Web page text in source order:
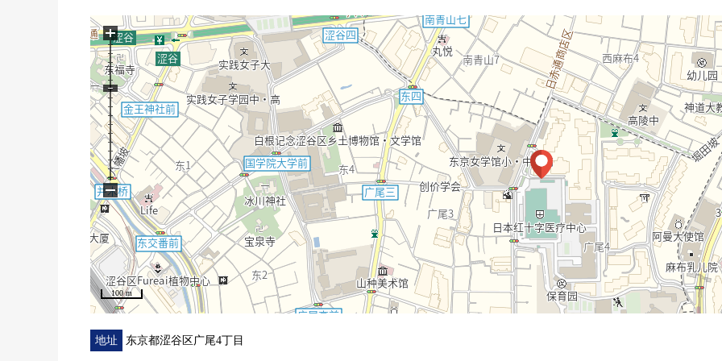
○敷地内绿丰富的风景设计
○考虑安全性的管理体制(有人防盗门，到达各层地板限制，24小时的管理)
○宠物饲养可(出自规章的限制有)
100 m
+
−
地址 东京都涩谷区广尾4丁目